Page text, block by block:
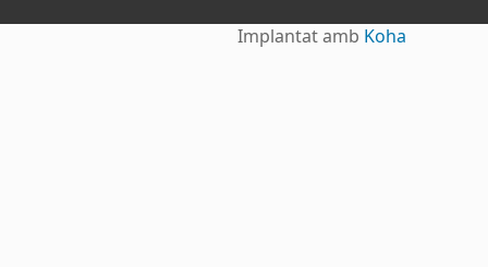
Implantat amb Koha